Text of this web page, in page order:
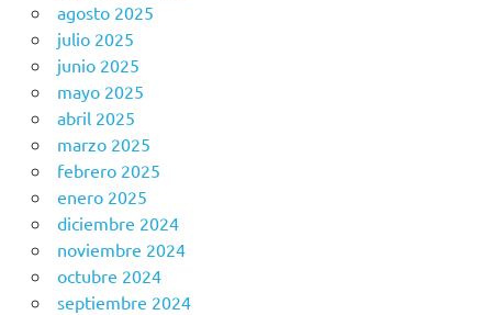
agosto 2025
julio 2025
junio 2025
mayo 2025
abril 2025
marzo 2025
febrero 2025
enero 2025
diciembre 2024
noviembre 2024
octubre 2024
septiembre 2024